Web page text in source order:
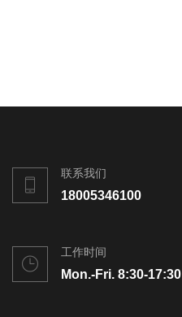
联系我们
18005346100
工作时间
Mon.-Fri. 8:30-17:30